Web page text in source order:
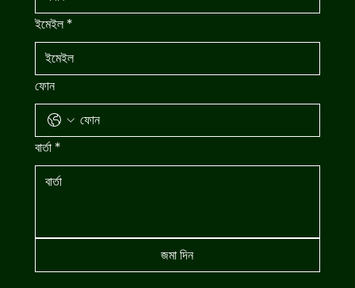
ইমেইল *
ফোন
বার্তা *
জমা দিন